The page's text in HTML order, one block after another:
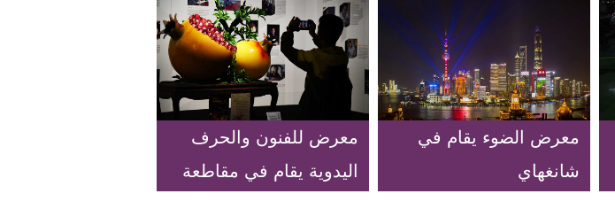
معرض الضوء يقام في
شانغهاي
معرض للفنون والحرف
اليدوية يقام في مقاطعة